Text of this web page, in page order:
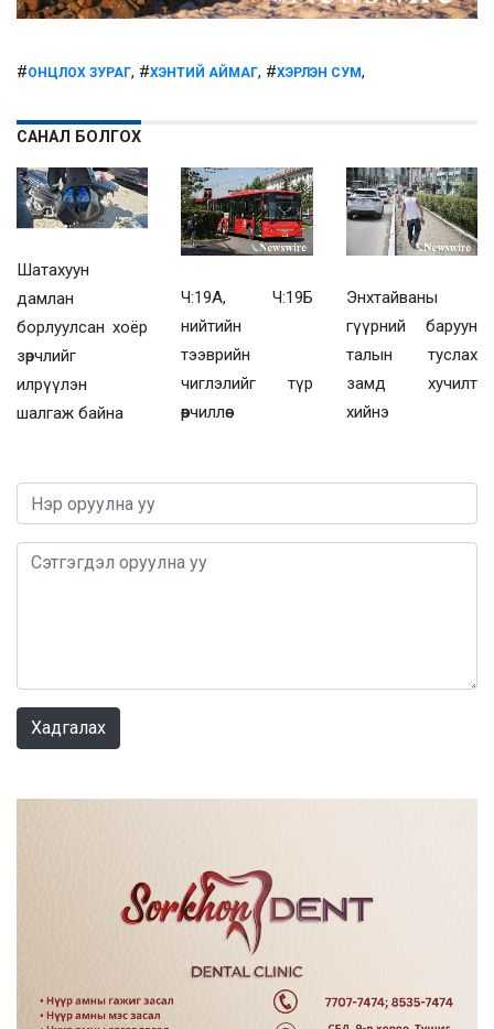
#ОНЦЛОХ ЗУРАГ, #ХЭНТИЙ АЙМАГ, #ХЭРЛЭН СУМ,
САНАЛ БОЛГОХ
Шатахуун
дамлан
борлуулсан хоёр
зөрчлийг
илрүүлэн
шалгаж байна
Ч:19А, Ч:19Б
нийтийн
тээврийн
чиглэлийг түр
өөрчиллөө
Энхтайваны
гүүрний баруун
талын туслах
замд хучилт
хийнэ
Хадгалах